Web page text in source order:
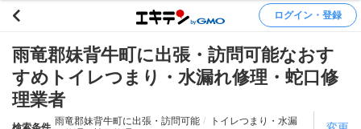
ログイン・登録
雨竜郡妹背牛町に出張・訪問可能なおす
すめトイレつまり・水漏れ修理・蛇口修
理業者
雨竜郡妹背牛町に出張・訪問可能
トイレつまり・水漏